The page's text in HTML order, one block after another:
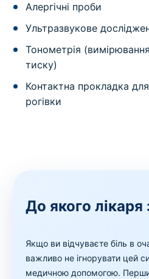
Алергічні проби
Ультразвукове
Тонометрія
тиску)
Контактна прокладка
рогівки
До якого лікаря
Якщо ви відчуваєте біль в
важливо не ігнорувати цей
медичною допомогою.